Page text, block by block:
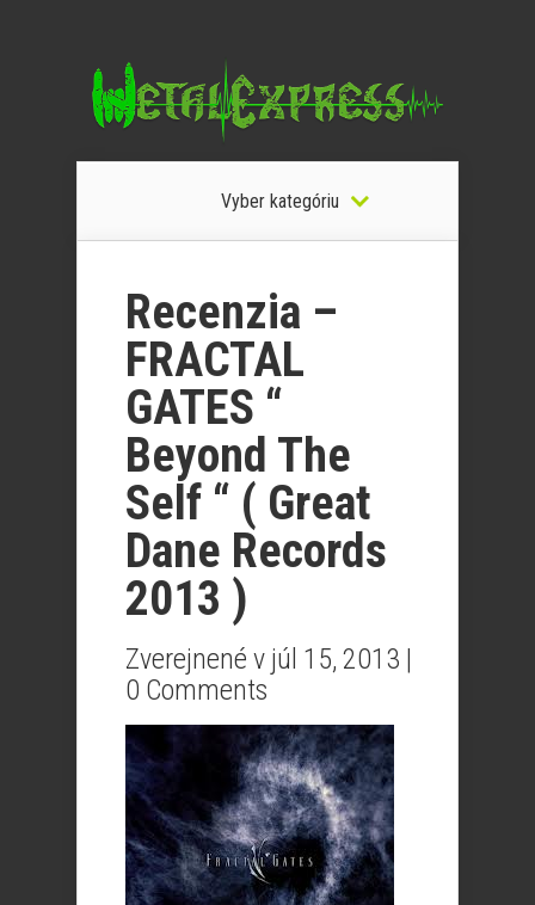
Vyber kategóriu
Recenzia –
FRACTAL
GATES “
Beyond The
Self “ ( Great
Dane Records
2013 )
Zverejnené v júl 15, 2013 |
0 Comments